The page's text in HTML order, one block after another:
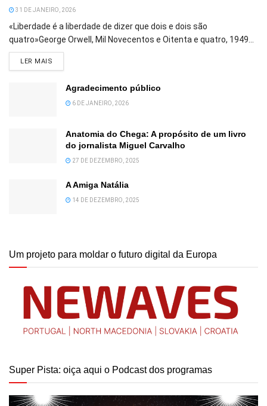
31 DE JANEIRO, 2026
«Liberdade é a liberdade de dizer que dois e dois são
quatro»George Orwell, Mil Novecentos e Oitenta e quatro, 1949...
LER MAIS
Agradecimento público
6 DE JANEIRO, 2026
Anatomia do Chega: A propósito de um livro
do jornalista Miguel Carvalho
27 DE DEZEMBRO, 2025
A Amiga Natália
14 DE DEZEMBRO, 2025
Um projeto para moldar o futuro digital da Europa
Super Pista: oiça aqui o Podcast dos programas